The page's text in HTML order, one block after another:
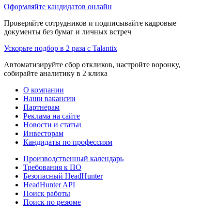
Оформляйте кандидатов онлайн
Проверяйте сотрудников и подписывайте кадровые
документы без бумаг и личных встреч
Ускорьте подбор в 2 раза с Talantix
Автоматизируйте сбор откликов, настройте воронку,
собирайте аналитику в 2 клика
О компании
Наши вакансии
Партнерам
Реклама на сайте
Новости и статьи
Инвесторам
Кандидаты по профессиям
Производственный календарь
Требования к ПО
Безопасный HeadHunter
HeadHunter API
Поиск работы
Поиск по резюме